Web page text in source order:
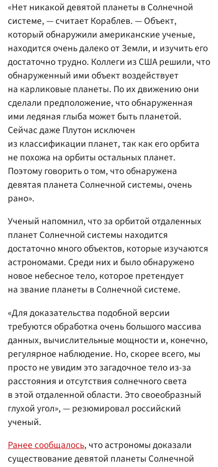
«Нет никакой девятой планеты в Солнечной
системе, — считает Кораблев. — Объект,
который обнаружили американские ученые,
находится очень далеко от Земли, и изучить его
достаточно трудно. Коллеги из США решили, что
обнаруженный ими объект воздействует
на карликовые планеты. По их движению они
сделали предположение, что обнаруженная
ими ледяная глыба может быть планетой.
Сейчас даже Плутон исключен
из классификации планет, так как его орбита
не похожа на орбиты остальных планет.
Поэтому говорить о том, что обнаружена
девятая планета Солнечной системы, очень
рано».
Ученый напомнил, что за орбитой отдаленных
планет Солнечной системы находится
достаточно много объектов, которые изучаются
астрономами. Среди них и было обнаружено
новое небесное тело, которое претендует
на звание планеты в Солнечной системе.
«Для доказательства подобной версии
требуются обработка очень большого массива
данных, вычислительные мощности и, конечно,
регулярное наблюдение. Но, скорее всего, мы
просто не увидим это загадочное тело из-за
расстояния и отсутствия солнечного света
в этой отдаленной области. Это своеобразный
глухой угол», — резюмировал российский
ученый.
Ранее сообщалось, что астрономы доказали
существование девятой планеты Солнечной